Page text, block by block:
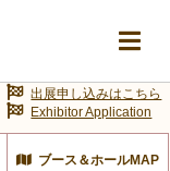
ブース＆ホールMAP
出展申し込みはこちら
Exhibitor Application